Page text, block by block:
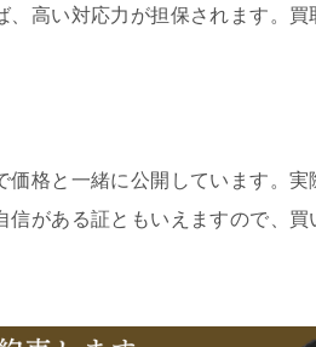
高い対応力が担保されます。買
格と一緒に公開しています。実
がある証ともいえますので、買